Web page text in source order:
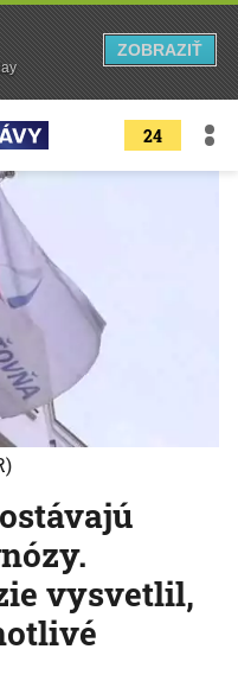
24
vysvetlil,
ZOBRAZIŤ